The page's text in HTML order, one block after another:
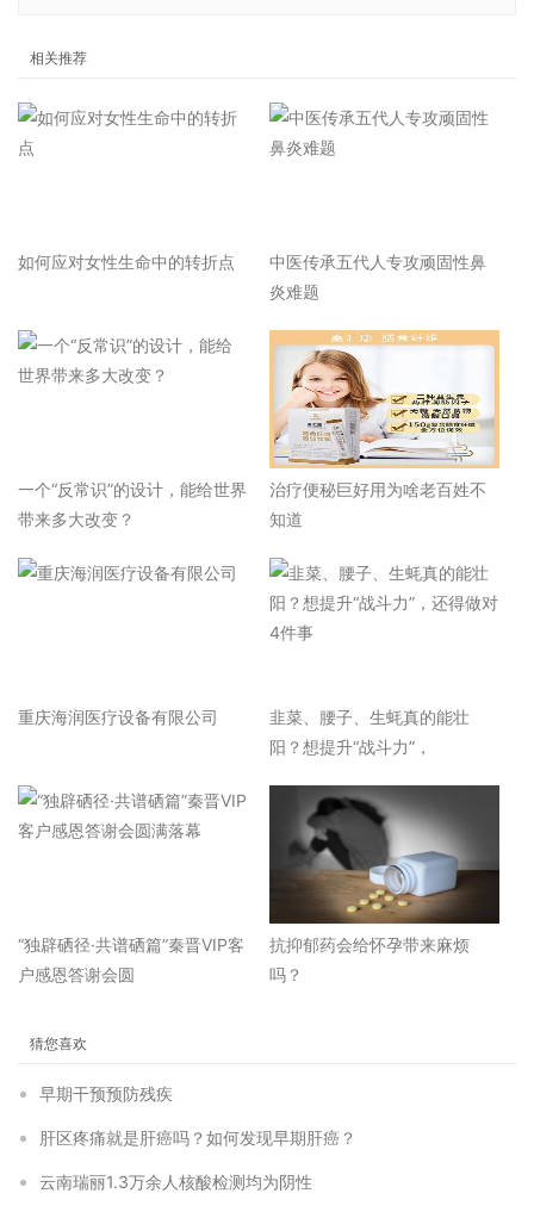
相关推荐
如何应对女性生命中的转折点
中医传承五代人专攻顽固性鼻
炎难题
一个“反常识”的设计，能给世界
带来多大改变？
治疗便秘巨好用为啥老百姓不
知道
重庆海润医疗设备有限公司
韭菜、腰子、生蚝真的能壮
阳？想提升“战斗力”，
“独辟硒径·共谱硒篇”秦晋VIP客
户感恩答谢会圆
抗抑郁药会给怀孕带来麻烦
吗？
猜您喜欢
早期干预预防残疾
肝区疼痛就是肝癌吗？如何发现早期肝癌？
云南瑞丽1.3万余人核酸检测均为阴性